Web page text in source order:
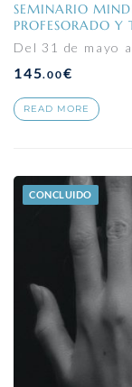
SEMINARIO
PROFESORADO Y
Del 31 de mayo
145.00€
READ MORE
CONCLUIDO